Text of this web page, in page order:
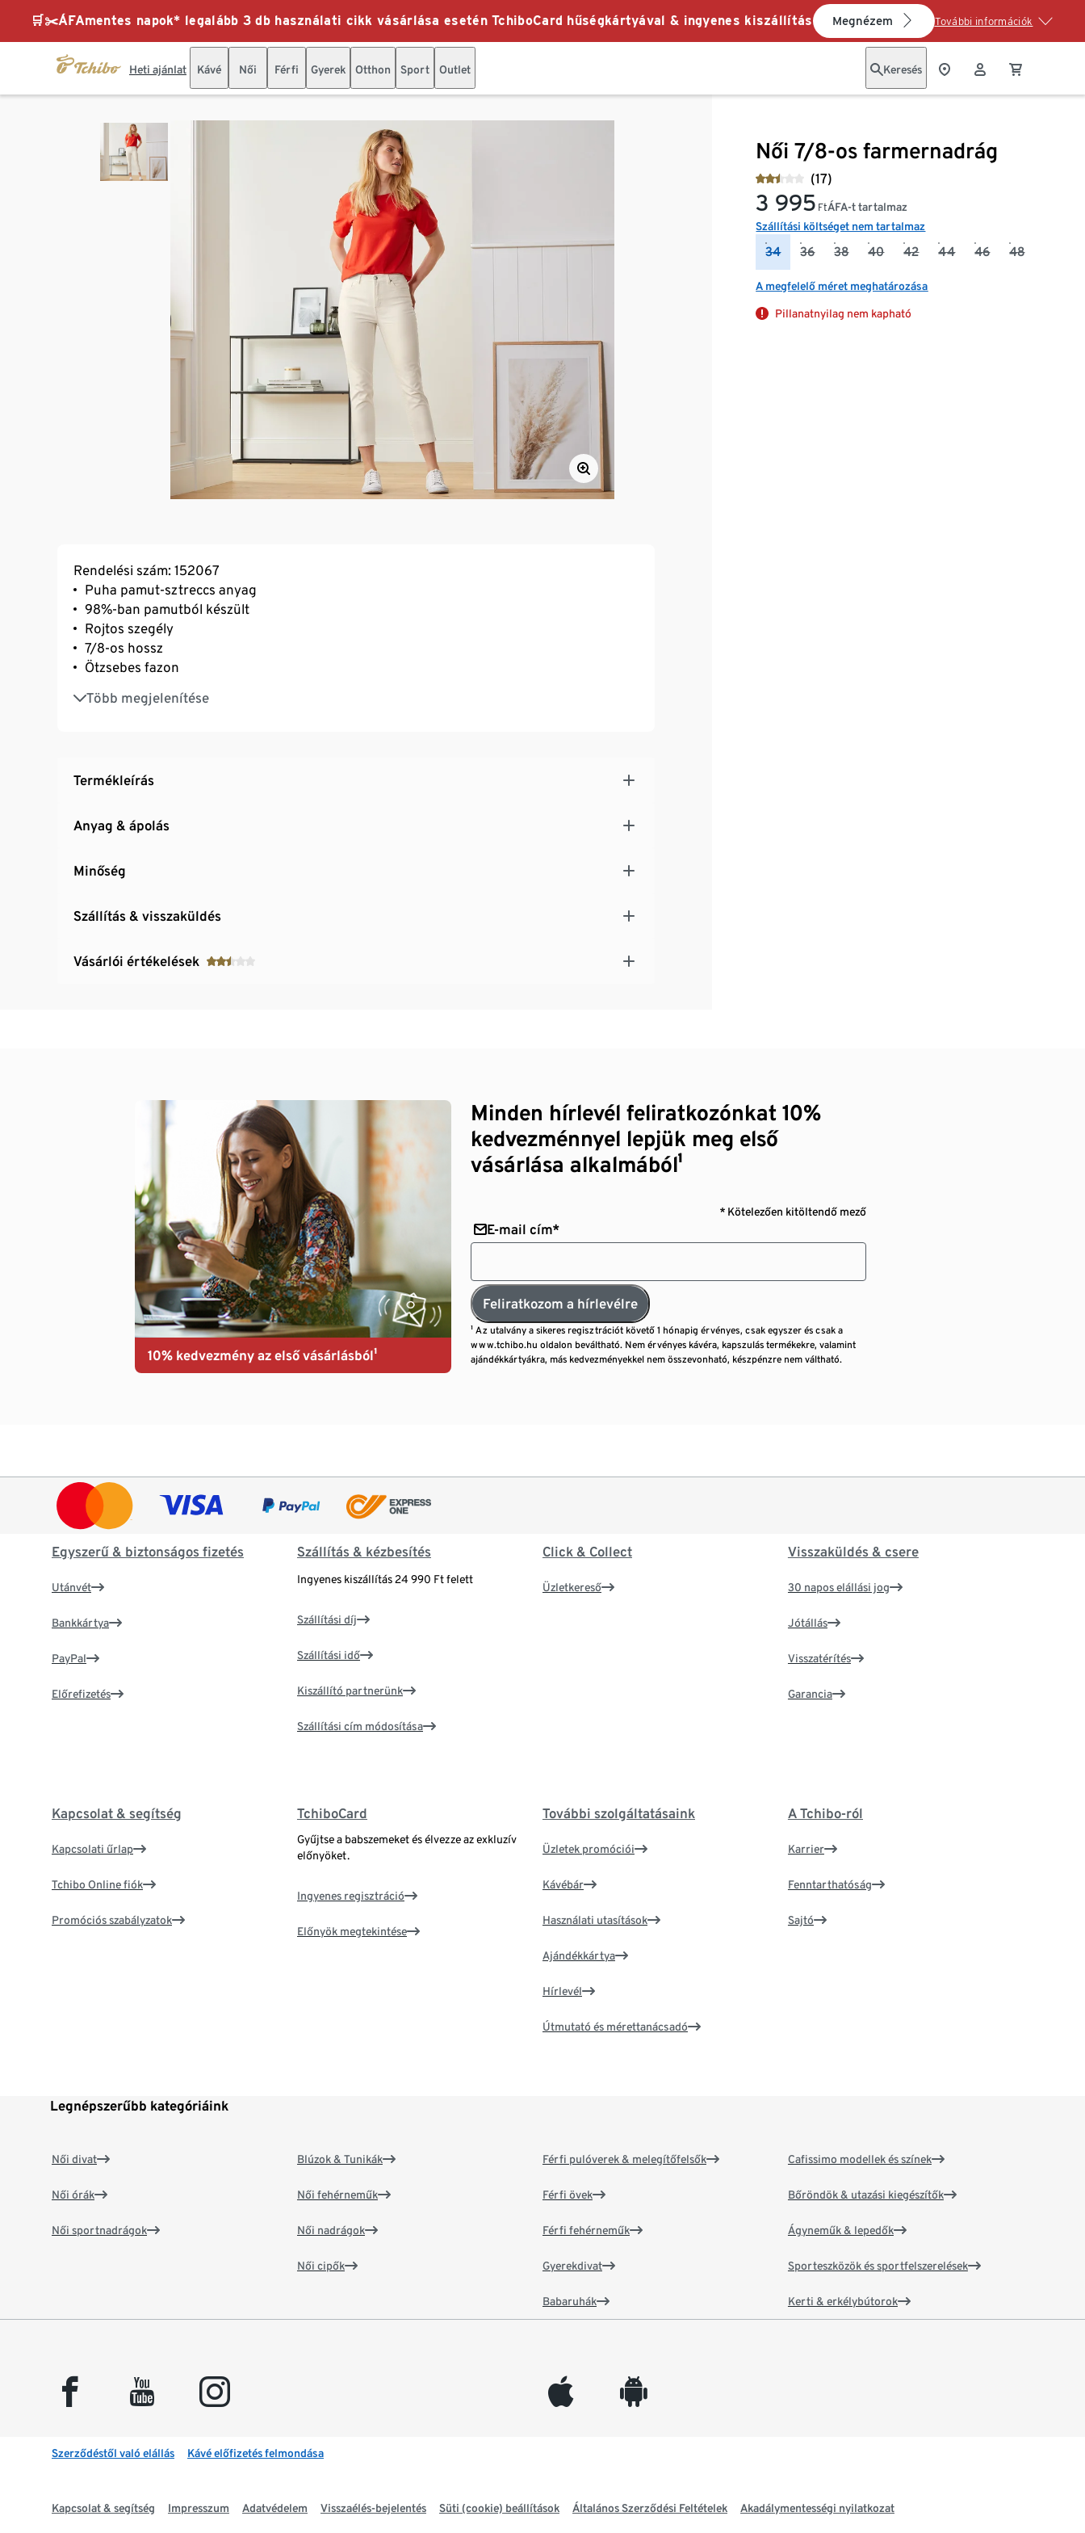
🛒✂️ÁFAmentes napok* legalább 3 db használati cikk vásárlása esetén TchiboCard hűségkártyával & ingyenes kiszállítás Megnézem További információk
Heti ajánlat Kávé Női Férfi Gyerek Otthon Sport Outlet Keresés
Női 7/8-os farmernadrág
(17)
3 995 FtÁFA-t tartalmaz
Szállítási költséget nem tartalmaz
34 36 38 40 42 44 46 48
A megfelelő méret meghatározása
Pillanatnyilag nem kapható
Rendelési szám: 152067
Puha pamut-sztreccs anyag
98%-ban pamutból készült
Rojtos szegély
7/8-os hossz
Ötzsebes fazon
Több megjelenítése
Gombbal, cipzárral és övbújtatókkal ellátott derékrész
Elasztánnal: formatartó, tökéletesen áll, rendkívül kényelmes viselet
Termékleírás
Anyag & ápolás
Minőség
Szállítás & visszaküldés
Vásárlói értékelések
10% kedvezmény az első vásárlásból¹
Minden hírlevél feliratkozónkat 10%
kedvezménnyel lepjük meg első
vásárlása alkalmából¹
* Kötelezően kitöltendő mező
E-mail cím*
Feliratkozom a hírlevélre
¹ Az utalvány a sikeres regisztrációt követő 1 hónapig érvényes, csak egyszer és csak a
www.tchibo.hu oldalon beváltható. Nem érvényes kávéra, kapszulás termékekre, valamint
ajándékkártyákra, más kedvezményekkel nem összevonható, készpénzre nem váltható.
Egyszerű & biztonságos fizetés
Utánvét
Bankkártya
PayPal
Előrefizetés
Szállítás & kézbesítés
Ingyenes kiszállítás 24 990 Ft felett
Szállítási díj
Szállítási idő
Kiszállító partnerünk
Szállítási cím módosítása
Click & Collect
Üzletkereső
Visszaküldés & csere
30 napos elállási jog
Jótállás
Visszatérítés
Garancia
Kapcsolat & segítség
Kapcsolati űrlap
Tchibo Online fiók
Promóciós szabályzatok
TchiboCard
Gyűjtse a babszemeket és élvezze az exkluzív
előnyöket.
Ingyenes regisztráció
Előnyök megtekintése
További szolgáltatásaink
Üzletek promóciói
Kávébár
Használati utasítások
Ajándékkártya
Hírlevél
Útmutató és mérettanácsadó
A Tchibo-ról
Karrier
Fenntarthatóság
Sajtó
Legnépszerűbb kategóriáink
Női divat
Női órák
Női sportnadrágok
Blúzok & Tunikák
Női fehérneműk
Női nadrágok
Női cipők
Férfi pulóverek & melegítőfelsők
Férfi övek
Férfi fehérneműk
Gyerekdivat
Babaruhák
Cafissimo modellek és színek
Bőröndök & utazási kiegészítők
Ágyneműk & lepedők
Sporteszközök és sportfelszerelések
Kerti & erkélybútorok
facebook youtube instagram appleinc android
Szerződéstől való elállás Kávé előfizetés felmondása
Kapcsolat & segítség Impresszum Adatvédelem Visszaélés-bejelentés Süti (cookie) beállítások Általános Szerződési Feltételek Akadálymentességi nyilatkozat